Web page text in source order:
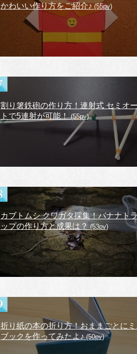
かわいい作り方をご紹介♪ (55pv)
割り箸鉄砲の作り方！連射式 セミオー
トで5連射が可能！(55pv)
カブトムシ クワガタ採集！バナナトラ
ップの作り方と成果は？ (53pv)
折り紙の本の折り方！おままごとにミ
ブックを作ってみたよ♪(50pv)